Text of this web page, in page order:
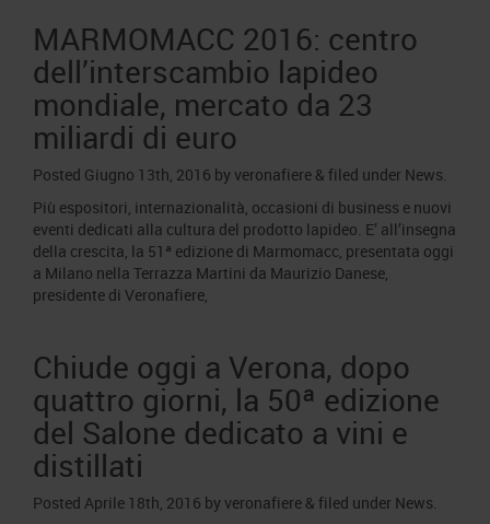
MARMOMACC 2016: centro
dell’interscambio lapideo
mondiale, mercato da 23
miliardi di euro
Posted Giugno 13th, 2016 by veronafiere & filed under News.
Più espositori, internazionalità, occasioni di business e nuovi
eventi dedicati alla cultura del prodotto lapideo. E’ all’insegna
della crescita, la 51ª edizione di Marmomacc, presentata oggi
a Milano nella Terrazza Martini da Maurizio Danese,
presidente di Veronafiere,
Chiude oggi a Verona, dopo
quattro giorni, la 50ª edizione
del Salone dedicato a vini e
distillati
Posted Aprile 18th, 2016 by veronafiere & filed under News.